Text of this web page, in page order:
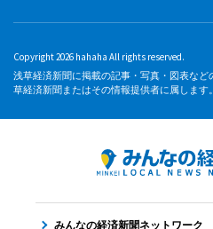
Copyright 2026 hahaha All rights reserved.
浅草経済新聞に掲載の記事・写真・図表な
草経済新聞またはその情報提供者に属します。
みんなの経済新聞ネットワーク